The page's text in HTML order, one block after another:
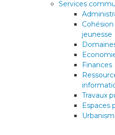
Services
jeunesse
Finances
Travaux
Espaces